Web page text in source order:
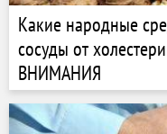
Какие народные
сосуды от
ВНИМАНИЯ